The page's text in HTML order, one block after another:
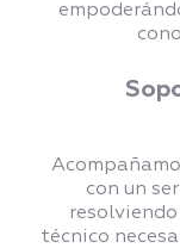
con un
técnico